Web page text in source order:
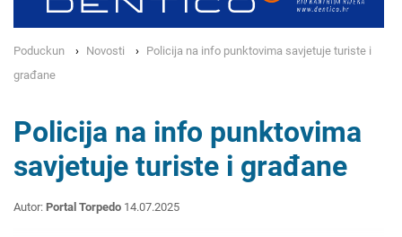
Poduckun Novosti
Policija na info punktovima savjetuje turiste i
građane
Policija na info punktovima
savjetuje turiste i građane
Autor: Portal Torpedo 14.07.2025